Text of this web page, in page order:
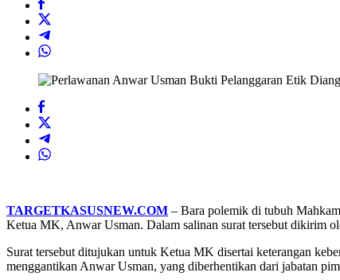
TARGETKASUSNEW.COM – Bara polemik di tubuh
Ketua MK, Anwar Usman. Dalam salinan surat tersebut dikirim
Surat tersebut ditujukan untuk Ketua MK disertai keterangan
menggantikan Anwar Usman, yang diberhentikan dari jabatan